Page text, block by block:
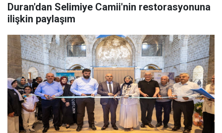
Duran'dan Selimiye Camii'nin restorasyonuna
ilişkin paylaşım